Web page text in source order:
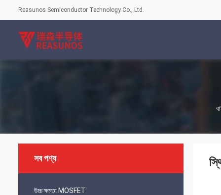
Reasunos Semiconductor Technology Co., Ltd.
সব পণ্য
উচ্চ ক্ষমতা MOSFET